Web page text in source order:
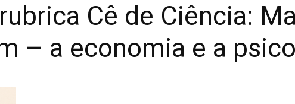
Cê de Ciência:
– a economia e a